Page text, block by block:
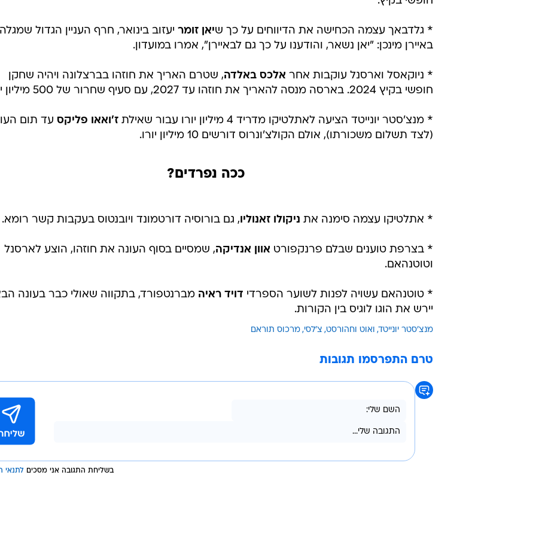
* גלדבאך עצמה הכחישה את הדיווחים על כך שיאן זומר יעזוב בינואר, חרף העניין הגדול שמגלה
באיירן מינכן: "יאן נשאר, והודענו על כך גם לבאיירן", אמרו במועדון.
* ניוקאסל וארסנל עוקבות אחר אלכס באלדה, שטרם האריך את חוזהו בברצלונה ויהיה שחקן
חופשי בקיץ 2024. בארסה מנסה להאריך את חוזהו עד 2027, עם סעיף שחרור של 500 מיליון יורו.
* מנצ'סטר יונייטד הציעה לאתלטיקו מדריד 4 מיליון יורו עבור שאילת ז'ואאו פליקס עד תום
(לצד תשלום משכורתו), אולם הקולצ'ונרוס דורשים 10 מיליון יורו.
ככה נפרדים?
* אתלטיקו עצמה סימנה את ניקולו זאנוליו, גם בורוסיה דורטמונד ויובנטוס בעקבות קשר רומא.
* בצרפת טוענים שבלם פרנקפורט אוון אנדיקה, שמסיים בסוף העונה את חוזהו, הוצע לארסנל
וטוטנהאם.
* טוטנהאם עשויה לפנות לשוער הספרדי דויד ראיה מברנטפורד, בתקווה שאולי כבר בעונה
יירש את הוגו לוגיס בין הקורות.
מנצ'סטר יונייטד ואוט וחהורסט צ'לסי מרכוס תוראם
טרם התפרסמו תגובות
בשליחת התגובה אני מסכים לתנאי